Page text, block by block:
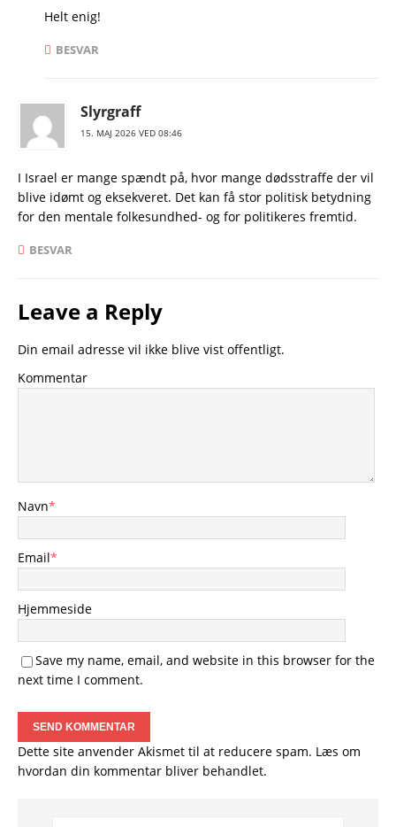
Helt enig!
BESVAR
Slyrgraff
15. MAJ 2026 VED 08:46
I Israel er mange spændt på, hvor mange dødsstraffe der vil
blive idømt og eksekveret. Det kan få stor politisk betydning
for den mentale folkesundhed- og for politikeres fremtid.
BESVAR
Leave a Reply
Din email adresse vil ikke blive vist offentligt.
Kommentar
Navn*
Email*
Hjemmeside
Save my name, email, and website in this browser for the
next time I comment.
Dette site anvender Akismet til at reducere spam. Læs om
hvordan din kommentar bliver behandlet.